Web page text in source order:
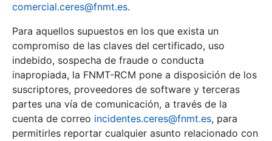
comercial.ceres@fnmt.es.
Para aquellos supuestos en los que exista un
compromiso de las claves del certificado, uso
indebido, sospecha de fraude o conducta
inapropiada, la FNMT-RCM pone a disposición de los
suscriptores, proveedores de software y terceras
partes una vía de comunicación, a través de la
cuenta de correo incidentes.ceres@fnmt.es, para
permitirles reportar cualquier asunto relacionado con